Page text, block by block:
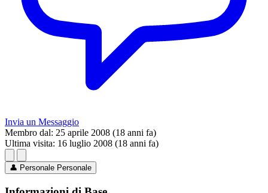
Invia un Messaggio
Membro dal: 25 aprile 2008 (18 anni fa)
Ultima visita: 16 luglio 2008 (18 anni fa)
👤 Personale Personale